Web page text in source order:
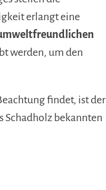
erlangt eine
werden, um den
findet, ist der
Schadholz bekannten